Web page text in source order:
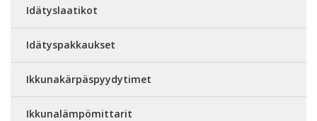
Idätyslaatikot
Idätyspakkaukset
Ikkunakärpäspyydytimet
Ikkunalämpömittarit